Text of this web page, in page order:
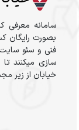
سامانه
بصورت رایگان
فنی و سئو
سازی میکنند
خیابان از زیر